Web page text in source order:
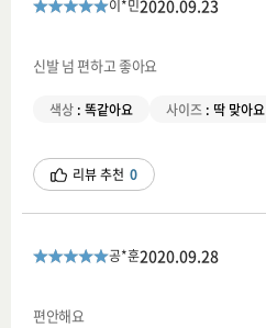
이*민2020.09.23
신발 넘 편하고 좋아요
색상 : 똑같아요 사이즈 : 딱 맞아요
리뷰 추천 0
공*훈2020.09.28
편안해요